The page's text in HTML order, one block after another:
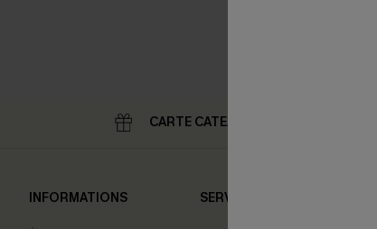
CARTE CATEAU
INFORMATIONS SERVICES